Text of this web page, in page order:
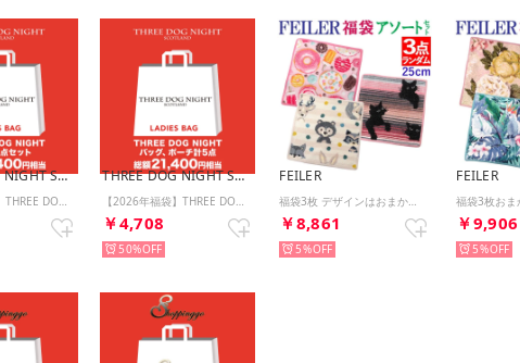
THREE DOG NIGHT SCOTLAND THREE DOG NIGHT SCOTLAND
￥4,708
50%
FEILER
￥8,861
5%
FEILER
￥9,906
5%